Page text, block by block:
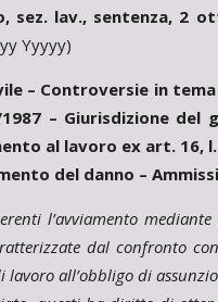
sez. lav., sentenza, 2
Yyyyy)
– Controversie in
– Giurisdizione del
al lavoro ex art. 16,
del danno –
l’avviamento
dal confronto
all’obbligo di